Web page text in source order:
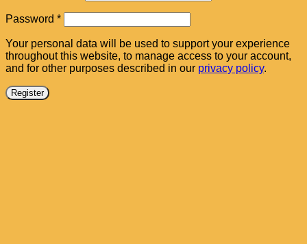
Password *Required
Your personal data will be used to support your experience
throughout this website, to manage access to your account,
and for other purposes described in our privacy policy.
Register